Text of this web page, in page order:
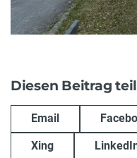
Diesen Beitrag
Email
Xing